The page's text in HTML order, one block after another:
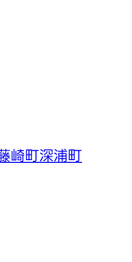
崎町深浦町